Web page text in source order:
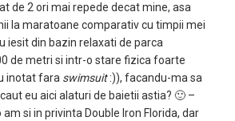
de 2 ori mai repede decat mine, asa
la maratoane comparativ cu timpii mei
iesit din bazin relaxati de parca
de metri si intr-o stare fizica foarte
inotat fara swimsuit:)), facandu-ma sa
eu aici alaturi de baietii astia? 🙂 –
si in privinta Double Iron Florida, dar